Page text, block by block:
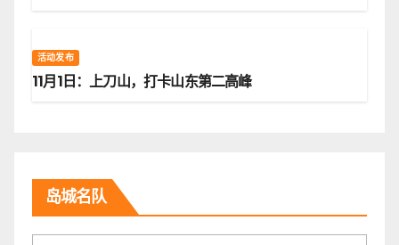
活动发布
11月1日：上刀山，打卡山东第二高峰
岛城名队